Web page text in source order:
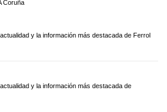
Coruña
y la información más destacada de Ferrol
y la información más destacada de